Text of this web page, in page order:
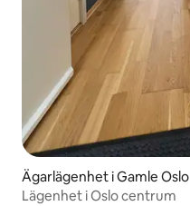
Ägarlägenhet i Gamle Oslo
Lägenhet i Oslo centrum